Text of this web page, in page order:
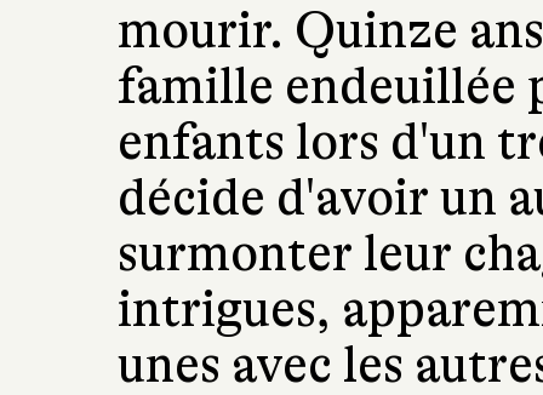
mourir. Quinze
famille endeuillée
enfants lors d'un
décide d'avoir un
surmonter leur
intrigues,
unes avec les